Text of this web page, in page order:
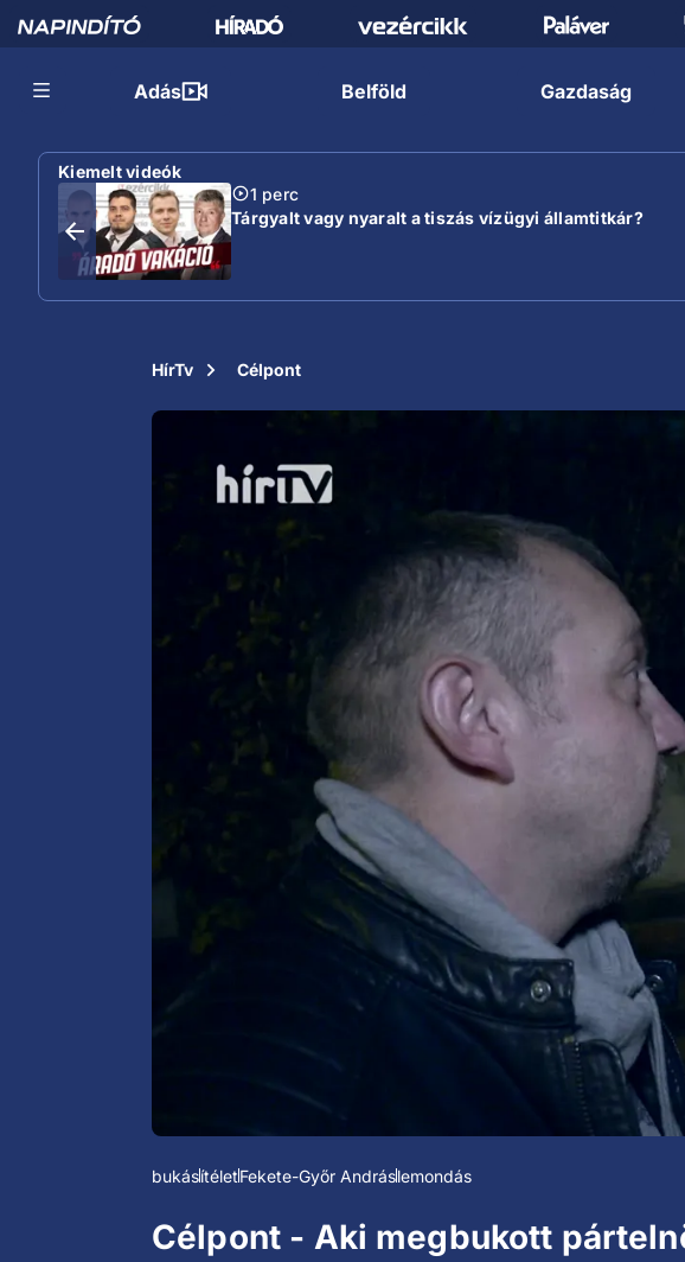
Adás Belföld Gazdaság
Kiemelt videók
1 perc
Tárgyalt vagy nyaralt a tiszás vízügyi államtitkár?
HírTv Célpont
bukásítéletFekete-Győr Andráslemondás
Célpont - Aki megbukott